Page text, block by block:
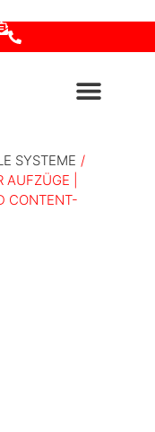
SYSTEME /
|
CONTENT-